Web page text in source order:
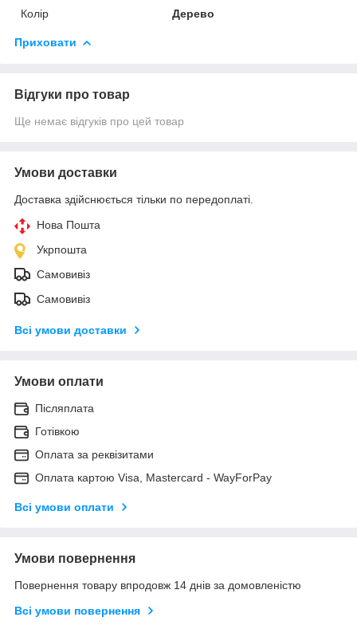
Колір
Дерево
Приховати
Відгуки про товар
Ще немає відгуків про цей товар
Умови доставки
Доставка здійснюється тільки по передоплаті.
Нова Пошта
Укрпошта
Самовивіз
Самовивіз
Всі умови доставки
Умови оплати
Післяплата
Готівкою
Оплата за реквізитами
Оплата картою Visa, Mastercard - WayForPay
Всі умови оплати
Умови повернення
Повернення товару впродовж 14 днів за домовленістю
Всі умови повернення